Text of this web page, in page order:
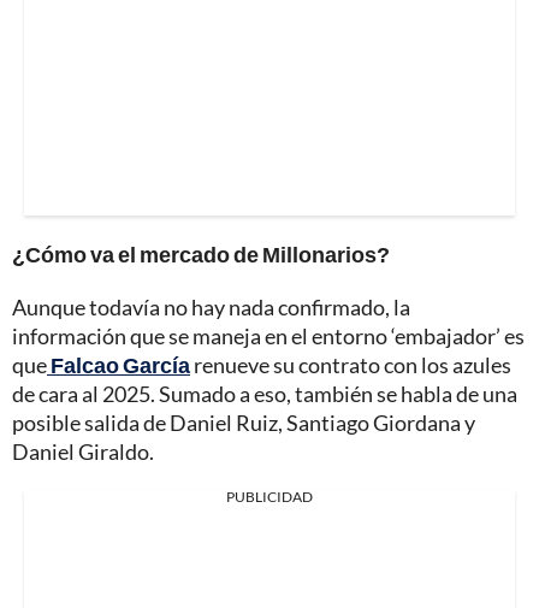
¿Cómo va el mercado de Millonarios?
Aunque todavía no hay nada confirmado, la
información que se maneja en el entorno ‘embajador’ es
queFalcao Garcíarenueve su contrato con los azules
de cara al 2025. Sumado a eso, también se habla de una
posible salida de Daniel Ruiz, Santiago Giordana y
Daniel Giraldo.
PUBLICIDAD